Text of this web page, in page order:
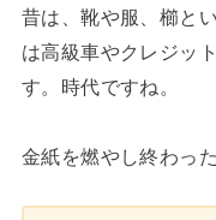
昔は、靴や服、櫛と
は高級車やクレジッ
す。時代ですね。
金紙を燃やし終わっ